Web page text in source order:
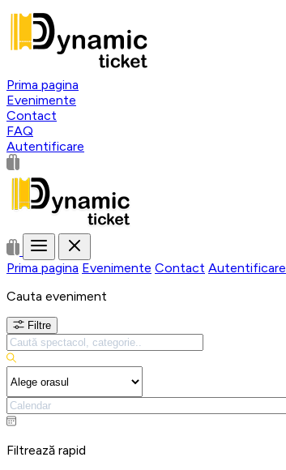
Prima pagina
Evenimente
Contact
FAQ
Autentificare
Prima pagina Evenimente Contact Autentificare
Cauta eveniment
Filtre
Filtrează rapid